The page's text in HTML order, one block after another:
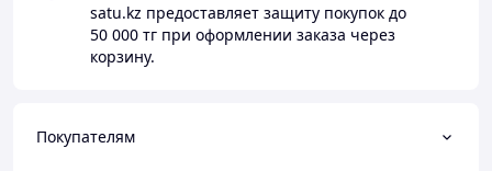
satu.kz предоставляет защиту покупок до
50 000 тг при оформлении заказа через
корзину.
Покупателям